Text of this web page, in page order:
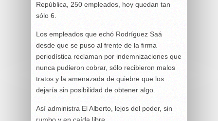
República, 250 empleados, hoy quedan tan
sólo 6.
Los empleados que echó Rodríguez Saá
desde que se puso al frente de la firma
periodística reclaman por indemnizaciones que
nunca pudieron cobrar, sólo recibieron malos
tratos y la amenazada de quiebre que los
dejaría sin posibilidad de obtener algo.
Así administra El Alberto, lejos del poder, sin